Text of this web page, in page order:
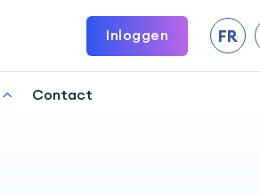
Inloggen FR
Contact